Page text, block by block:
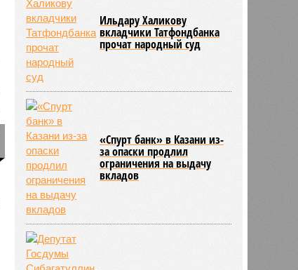
Ильдару Халикову
вкладчики Татфондбанка
прочат народный суд
«Спурт банк» в Казани из-
за опаски продлил
ограничения на выдачу
вкладов